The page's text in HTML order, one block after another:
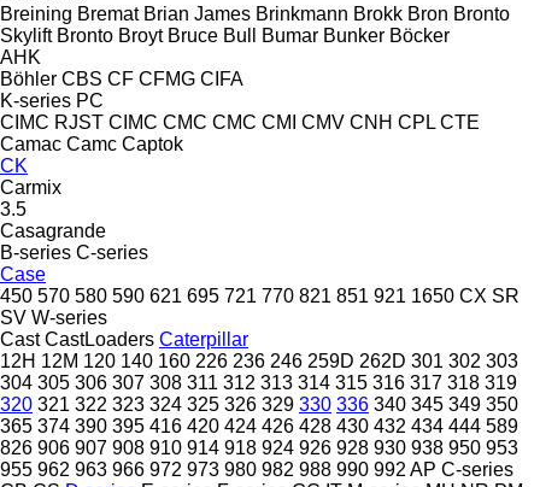
Breining Bremat Brian James Brinkmann Brokk Bron Bronto
Skylift Bronto Broyt Bruce Bull Bumar Bunker Böcker
AHK
Böhler CBS CF CFMG CIFA
K-series PC
CIMC RJST CIMC CMC CMC CMI CMV CNH CPL CTE
Camac Camc Captok
CK
Carmix
3.5
Casagrande
B-series C-series
Case
450 570 580 590 621 695 721 770 821 851 921 1650 CX SR
SV W-series
Cast CastLoaders Caterpillar
12H 12M 120 140 160 226 236 246 259D 262D 301 302 303
304 305 306 307 308 311 312 313 314 315 316 317 318 319
320 321 322 323 324 325 326 329 330 336 340 345 349 350
365 374 390 395 416 420 424 426 428 430 432 434 444 589
826 906 907 908 910 914 918 924 926 928 930 938 950 953
955 962 963 966 972 973 980 982 988 990 992 AP C-series